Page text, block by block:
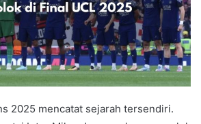
2025 mencatat sejarah tersendiri.